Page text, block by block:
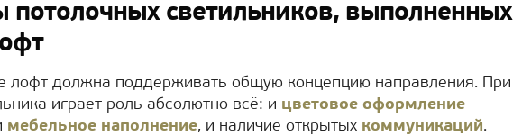
потолочных светильников, выполненных
лофт должна поддерживать общую концепцию направления. При
играет роль абсолютно всё: и цветовое оформление
мебельное наполнение, и наличие открытых коммуникаций.